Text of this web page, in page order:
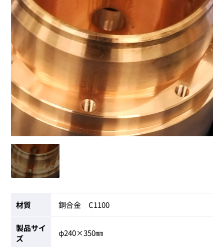
材質 銅合金 C1100
製品サイ
ズ
φ240×350㎜